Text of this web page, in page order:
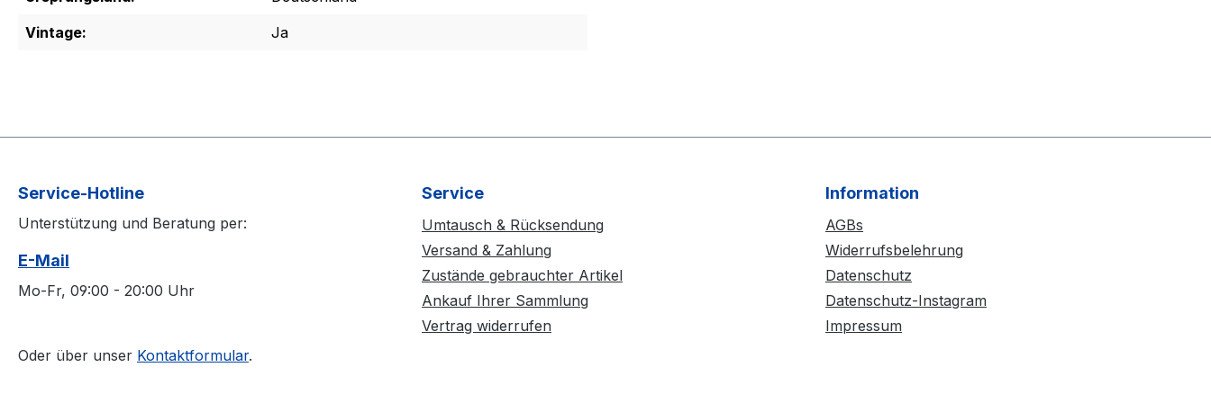
Vintage:
Ja
Service-Hotline
Unterstützung und Beratung per:
E-Mail
Mo-Fr, 09:00 - 20:00 Uhr
Oder über unser Kontaktformular.
Service
Umtausch & Rücksendung
Versand & Zahlung
Zustände gebrauchter Artikel
Ankauf Ihrer Sammlung
Vertrag widerrufen
Information
AGBs
Widerrufsbelehrung
Datenschutz
Datenschutz-Instagram
Impressum